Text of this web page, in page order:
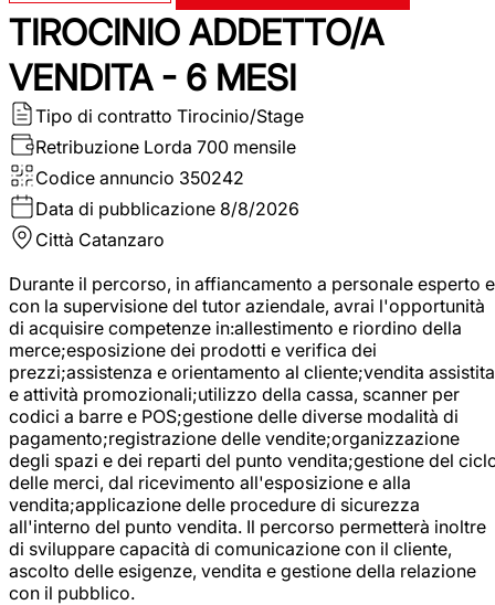
TIROCINIO ADDETTO/A
VENDITA - 6 MESI
Tipo di contratto Tirocinio/Stage
Retribuzione Lorda 700 mensile
Codice annuncio 350242
Data di pubblicazione 8/8/2026
Città Catanzaro
Durante il percorso, in affiancamento a personale esperto e
con la supervisione del tutor aziendale, avrai l'opportunità
di acquisire competenze in:allestimento e riordino della
merce;esposizione dei prodotti e verifica dei
prezzi;assistenza e orientamento al cliente;vendita assistita
e attività promozionali;utilizzo della cassa, scanner per
codici a barre e POS;gestione delle diverse modalità di
pagamento;registrazione delle vendite;organizzazione
degli spazi e dei reparti del punto vendita;gestione del
delle merci, dal ricevimento all'esposizione e alla
vendita;applicazione delle procedure di sicurezza
all'interno del punto vendita. Il percorso permetterà inoltre
di sviluppare capacità di comunicazione con il cliente,
ascolto delle esigenze, vendita e gestione della relazione
con il pubblico.